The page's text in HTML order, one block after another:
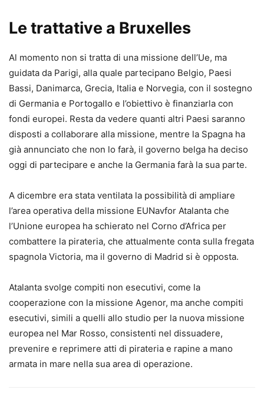
Le trattative a Bruxelles
Al momento non si tratta di una missione dell’Ue, ma
guidata da Parigi, alla quale partecipano Belgio, Paesi
Bassi, Danimarca, Grecia, Italia e Norvegia, con il sostegno
di Germania e Portogallo e l’obiettivo è finanziarla con
fondi europei. Resta da vedere quanti altri Paesi saranno
disposti a collaborare alla missione, mentre la Spagna ha
già annunciato che non lo farà, il governo belga ha deciso
oggi di partecipare e anche la Germania farà la sua parte.
A dicembre era stata ventilata la possibilità di ampliare
l’area operativa della missione EUNavfor Atalanta che
l’Unione europea ha schierato nel Corno d’Africa per
combattere la pirateria, che attualmente conta sulla fregata
spagnola Victoria, ma il governo di Madrid si è opposta.
Atalanta svolge compiti non esecutivi, come la
cooperazione con la missione Agenor, ma anche compiti
esecutivi, simili a quelli allo studio per la nuova missione
europea nel Mar Rosso, consistenti nel dissuadere,
prevenire e reprimere atti di pirateria e rapine a mano
armata in mare nella sua area di operazione.